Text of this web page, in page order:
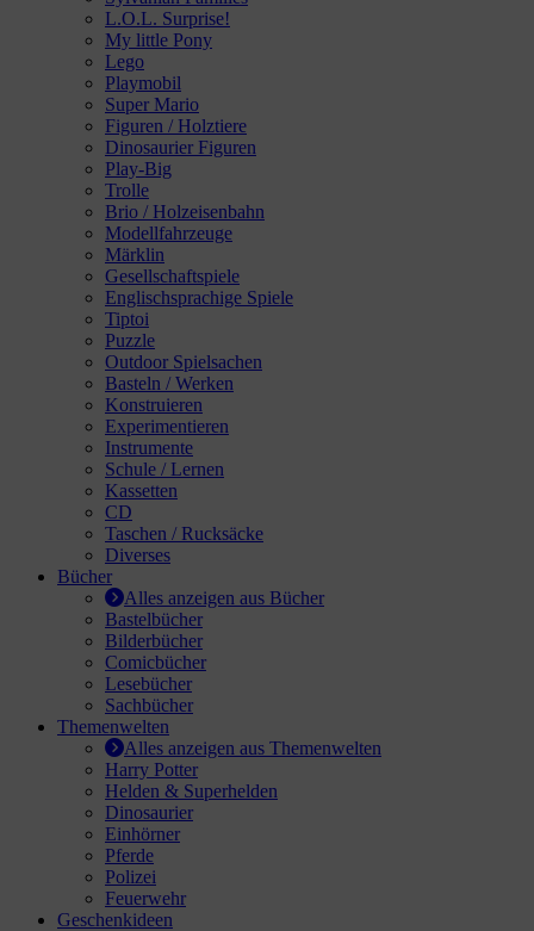
L.O.L. Surprise!
My little Pony
Lego
Playmobil
Super Mario
Figuren / Holztiere
Dinosaurier Figuren
Play-Big
Trolle
Brio / Holzeisenbahn
Modellfahrzeuge
Märklin
Gesellschaftspiele
Englischsprachige Spiele
Tiptoi
Puzzle
Outdoor Spielsachen
Basteln / Werken
Konstruieren
Experimentieren
Instrumente
Schule / Lernen
Kassetten
CD
Taschen / Rucksäcke
Diverses
Bücher
Alles anzeigen aus Bücher
Bastelbücher
Bilderbücher
Comicbücher
Lesebücher
Sachbücher
Themenwelten
Alles anzeigen aus Themenwelten
Harry Potter
Helden & Superhelden
Dinosaurier
Einhörner
Pferde
Polizei
Feuerwehr
Geschenkideen
/ Holzeisenbahn
Spiele
Spielsachen
/ Werken
/ Lernen
/ Rucksäcke